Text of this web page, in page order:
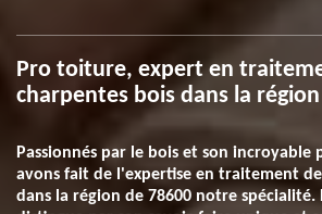
Pro toiture, expert en
charpentes bois dans la
Passionnés par le bois et son incroyable
avons fait de l'expertise en traitement
dans la région de 78600 notre